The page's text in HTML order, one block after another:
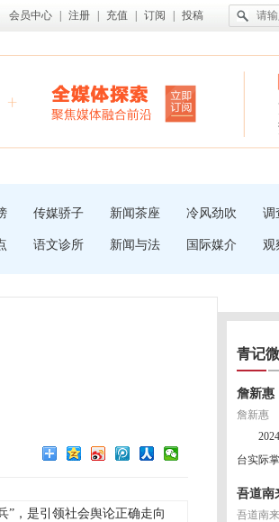
会员中心 注册 充值 订阅 投稿
传媒骄子 新闻茶座 冷风劲吹 调
语文诊所 新闻与法 国际媒介 观
，是引领社会舆论正确走向
青记
詹新惠
詹新惠
2024
台实际
吾道南
吾道南来